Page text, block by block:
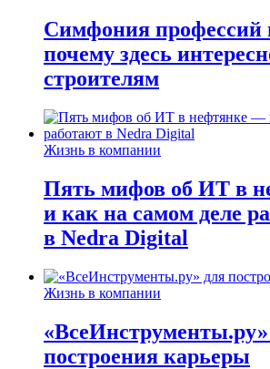
Симфония профессий
почему здесь
строителям
Жизнь в компании
Пять мифов об ИТ в
и как на самом деле
в Nedra Digital
Жизнь в компании
построения карьеры